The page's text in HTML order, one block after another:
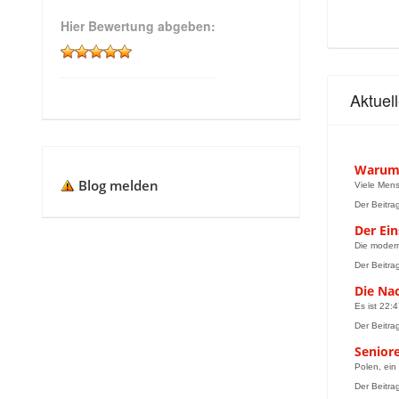
Viele
Der
Der
Die
Der
Die
Es ist
Der
Polen, ein
Der
Hier Bewertung abgeben:
Blog melden